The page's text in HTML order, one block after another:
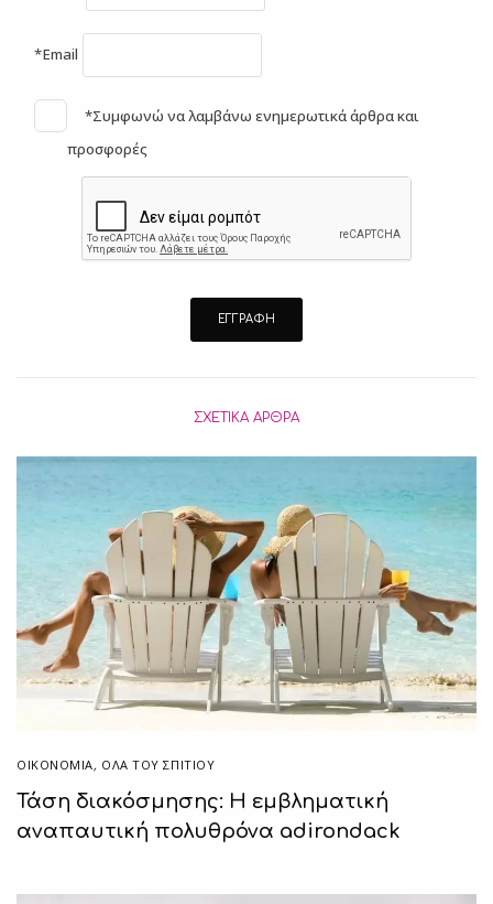
*Email
*Συμφωνώ να λαμβάνω ενημερωτικά άρθρα και
προσφορές
ΣΧΕΤΙΚΆ ΆΡΘΡΑ
ΟΙΚΟΝΟΜΙΑ, ΌΛΑ ΤΟΥ ΣΠΙΤΙΟΥ
Τάση διακόσμησης: Η εμβληματική
αναπαυτική πολυθρόνα adirondack